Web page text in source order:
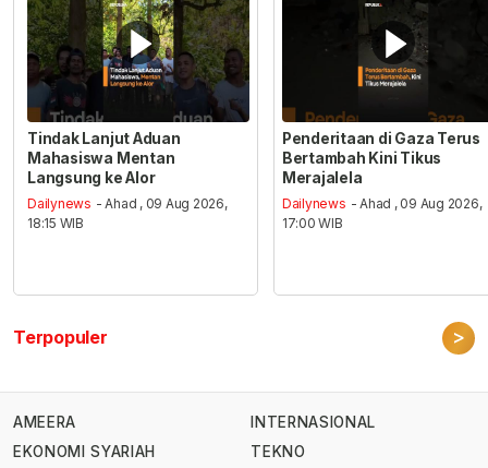
Tindak Lanjut Aduan
Mahasiswa Mentan
Langsung ke Alor
Dailynews - Ahad , 09 Aug 2026,
18:15 WIB
Penderitaan di Gaza Terus
Bertambah Kini Tikus
Merajalela
Dailynews - Ahad , 09 Aug 2026,
17:00 WIB
Terpopuler >
AMEERA
EKONOMI SYARIAH
INTERNASIONAL
TEKNO